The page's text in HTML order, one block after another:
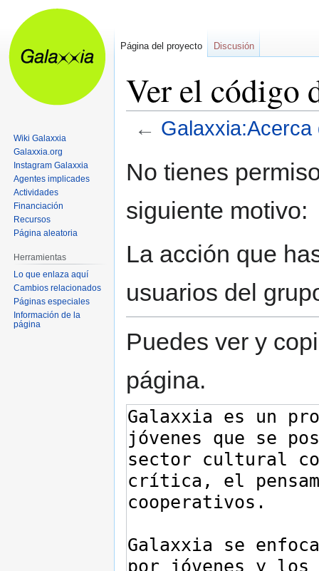
Ver el código
← Galaxxia:Acerca
navegación
búsqueda
No tienes
siguiente motivo:
La acción que
usuarios del
Puedes ver y
página.
Página del proyecto Discusión
Wiki Galaxxia
Galaxxia.org
Instagram Galaxxia
Agentes implicades
Actividades
Financiación
Recursos
Página aleatoria
Herramientas
Lo que enlaza aquí
Cambios relacionados
Páginas especiales
Información de la
página